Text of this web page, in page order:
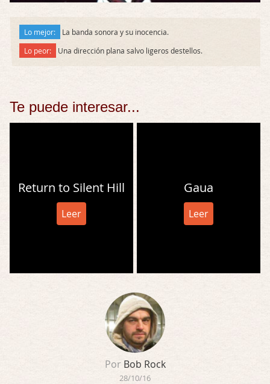
Lo mejor:
La banda sonora y su inocencia.
Lo peor:
Una dirección plana salvo ligeros destellos.
Te puede interesar...
Return to Silent Hill
Leer
Gaua
Leer
PorBob Rock
28/10/16